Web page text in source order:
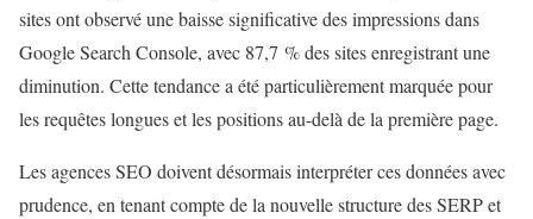
sites ont observé une baisse significative des impressions dans
Google Search Console, avec 87,7 % des sites enregistrant une
diminution. Cette tendance a été particulièrement marquée pour
les requêtes longues et les positions au-delà de la première page.
Les agences SEO doivent désormais interpréter ces données avec
prudence, en tenant compte de la nouvelle structure des SERP et